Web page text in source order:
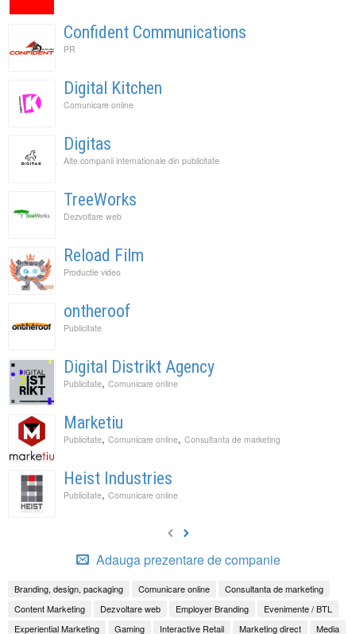
Confident Communications
PR
Digital Kitchen
Comunicare online
Digitas
Alte companii internationale din publicitate
TreeWorks
Dezvoltare web
Reload Film
Productie video
ontheroof
Publicitate
Digital Distrikt Agency
Publicitate, Comunicare online
Marketiu
Publicitate, Comunicare online, Consultanta de marketing
Heist Industries
Publicitate, Comunicare online
Adauga prezentare de companie
Branding, design, packaging Comunicare online
Consultanta de marketing
Content Marketing
Dezvoltare web Employer Branding
Evenimente / BTL
Experiential Marketing
Gaming Interactive Retail Marketing direct Media